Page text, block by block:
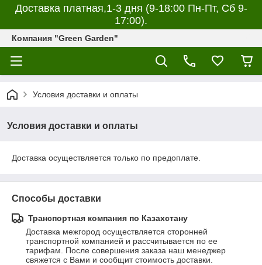
Доставка платная,1-3 дня (9-18:00 Пн-Пт, Сб 9-
17:00).
Компания "Green Garden"
Условия доставки и оплаты
Условия доставки и оплаты
Доставка осуществляется только по предоплате.
Способы доставки
Транспортная компания по Казахстану
Доставка межгород осуществляется сторонней
транспортной компанией и рассчитывается по ее
тарифам. После совершения заказа наш менеджер
свяжется с Вами и сообщит стоимость доставки.